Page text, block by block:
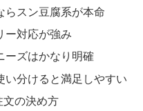
らスン豆腐系が本命
ー対応が強み
ーズはかなり明確
い分けると満足しやすい
文の決め方